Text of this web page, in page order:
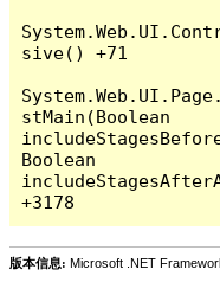
sive() +71
stMain(Boolean
Boolean
版本信息: Microsoft .NET